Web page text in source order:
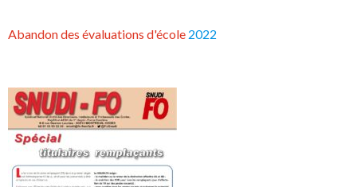
Abandon des évaluations d'école 2022